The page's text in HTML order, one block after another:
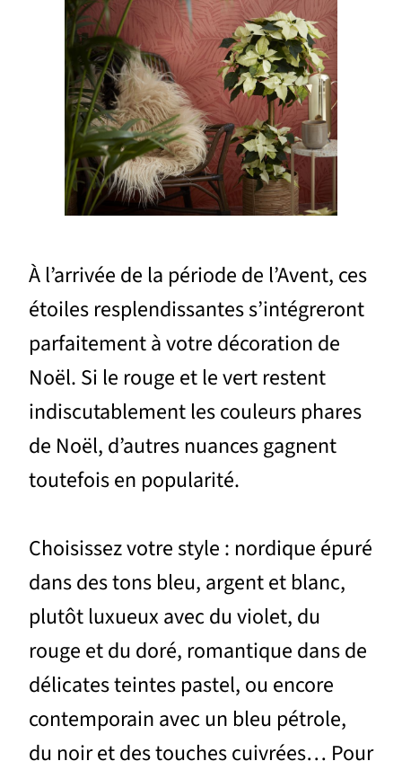
À l’arrivée de la période de l’Avent, ces
étoiles resplendissantes s’intégreront
parfaitement à votre décoration de
Noël. Si le rouge et le vert restent
indiscutablement les couleurs phares
de Noël, d’autres nuances gagnent
toutefois en popularité.
Choisissez votre style : nordique épuré
dans des tons bleu, argent et blanc,
plutôt luxueux avec du violet, du
rouge et du doré, romantique dans de
délicates teintes pastel, ou encore
contemporain avec un bleu pétrole,
du noir et des touches cuivrées… Pour